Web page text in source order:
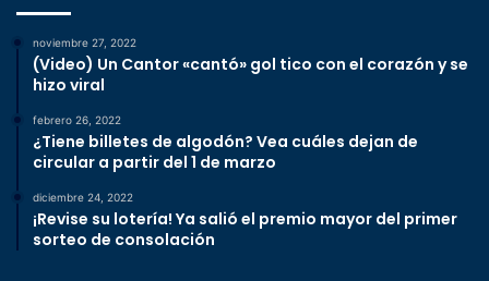
noviembre 27, 2022
(Video) Un Cantor «cantó» gol tico con el corazón y se
hizo viral
febrero 26, 2022
¿Tiene billetes de algodón? Vea cuáles dejan de
circular a partir del 1 de marzo
diciembre 24, 2022
¡Revise su lotería! Ya salió el premio mayor del primer
sorteo de consolación